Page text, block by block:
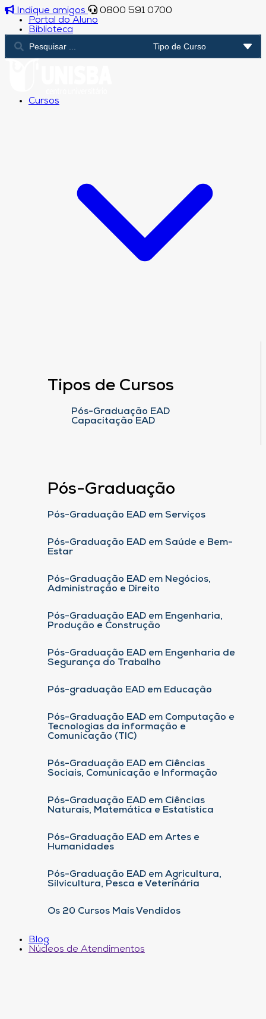
Indique amigos
0800 591 0700
Portal do Aluno
Biblioteca
Cursos
Tipos de Cursos
Pós-Graduação EAD
Capacitação EAD
Pós-Graduação
Pós-Graduação EAD em Serviços
Pós-Graduação EAD em Saúde e Bem-
Estar
Pós-Graduação EAD em Negócios,
Administração e Direito
Pós-Graduação EAD em Engenharia,
Produção e Construção
Pós-Graduação EAD em Engenharia de
Segurança do Trabalho
Pós-graduação EAD em Educação
Pós-Graduação EAD em Computação e
Tecnologias da informação e
Comunicação (TIC)
Pós-Graduação EAD em Ciências
Sociais, Comunicação e Informação
Pós-Graduação EAD em Ciências
Naturais, Matemática e Estatística
Pós-Graduação EAD em Artes e
Humanidades
Pós-Graduação EAD em Agricultura,
Silvicultura, Pesca e Veterinária
Os 20 Cursos Mais Vendidos
Blog
Núcleos de Atendimentos